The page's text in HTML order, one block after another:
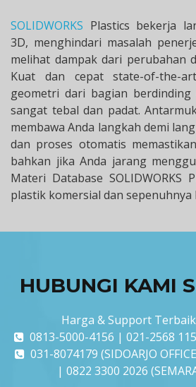
SOLIDWORKS Plastics bekerja
3D, menghindari masalah
melihat dampak dari perubahan
Kuat dan cepat state-of-the-
geometri dari bagian
sangat tebal dan padat.
membawa Anda langkah demi
dan proses otomatis
bahkan jika Anda jarang
Materi Database SOLIDWORKS
plastik komersial dan sepenuhnya
HUBUNGI KAMI
Harga & Support
0813-5000-4156 | 021-2568
031-8074179 (SIDOARJO
| 0822 3300 2026